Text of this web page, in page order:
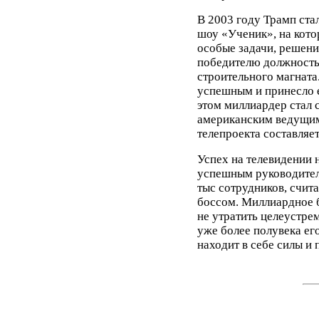
В 2003 году Трамп
шоу «Ученик», на
особые задачи,
победителю
строительного
успешным и принесло
этом миллиардер
американским
телепроекта
Успех на телевидении
успешным
тыс сотрудников,
боссом. Миллиардное
не утратить
уже более полувека
находит в себе силы и